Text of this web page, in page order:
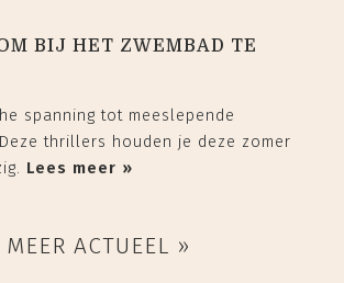
BIJ HET ZWEMBAD TE
spanning tot meeslepende
thrillers houden je deze zomer
Lees meer »
MEER ACTUEEL »